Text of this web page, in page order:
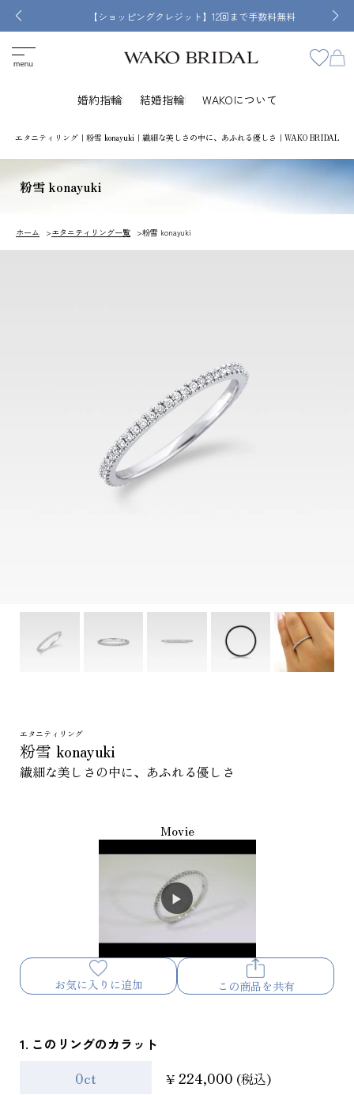
【ショッピングクレジット】12回まで手数料無料
婚約指輪 結婚指輪 WAKOについて
エタニティリング｜粉雪 konayuki｜繊細な美しさの中に、あふれる優しさ｜WAKO BRIDAL
粉雪 konayuki
ホーム エタニティリング一覧 粉雪 konayuki
エタニティリング
粉雪 konayuki
繊細な美しさの中に、あふれる優しさ
Movie
お気に入りに追加 この商品を共有
1. このリングのカラット
0ct ¥ 224,000 (税込)